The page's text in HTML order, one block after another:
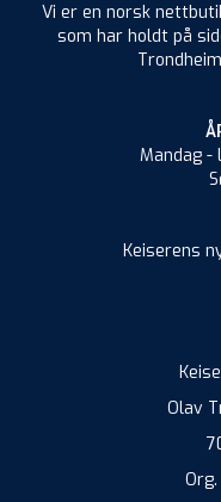
Vi er en norsk
som har holdt på
Mandag -
Keiserens
Olav